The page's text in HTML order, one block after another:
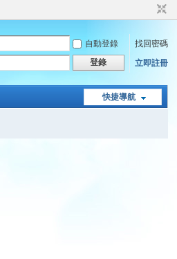
自動登錄
找回密碼
登錄 立即註冊
快捷導航